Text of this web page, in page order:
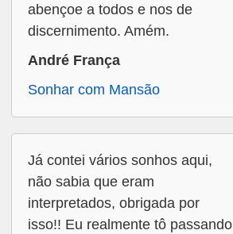
abençoe a todos e nos de
discernimento. Amém.
André França
Sonhar com Mansão
Já contei vários sonhos aqui,
não sabia que eram
interpretados, obrigada por
isso!! Eu realmente tô passando